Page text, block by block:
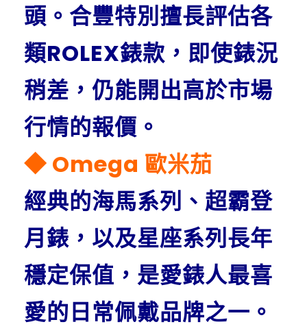
頭。合豐特別擅長評估各
類ROLEX錶款，即使錶況
稍差，仍能開出高於市場
行情的報價。
◆ Omega 歐米茄
經典的海馬系列、超霸登
月錶，以及星座系列長年
穩定保值，是愛錶人最喜
愛的日常佩戴品牌之一。